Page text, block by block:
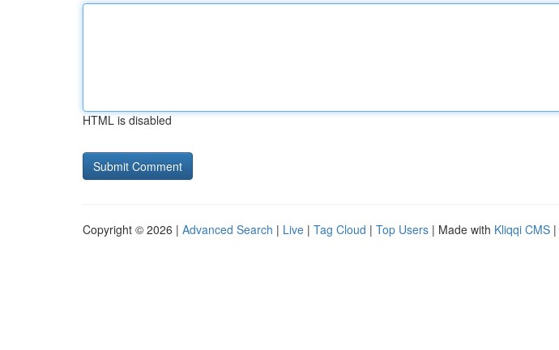
HTML is disabled
Copyright © 2026 | Advanced Search | Live | Tag Cloud | Top Users | Made with Kliqqi CMS |